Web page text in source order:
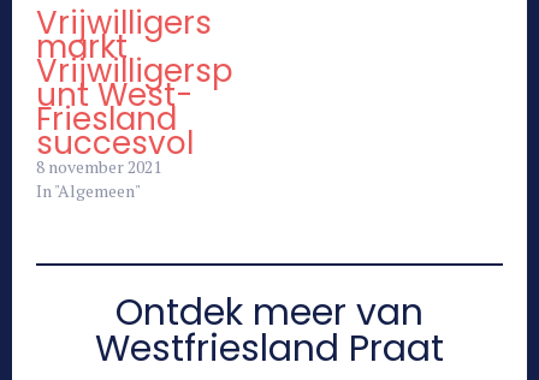
Vrijwilligers
markt
Vrijwilligersp
unt West-
Friesland
succesvol
8 november 2021
In "Algemeen"
Ontdek meer van
Westfriesland Praat